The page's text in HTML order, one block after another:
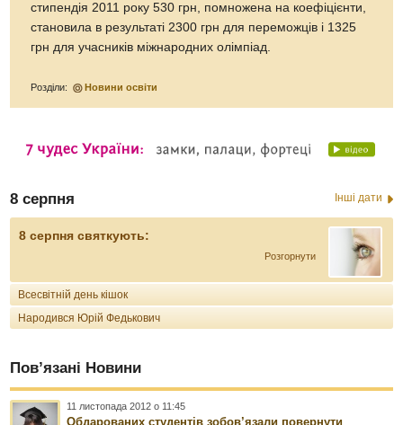
стипендія 2011 року 530 грн, помножена на коефіцієнти,
становила в результаті 2300 грн для переможців і 1325
грн для учасників міжнародних олімпіад.
Розділи: Новини освіти
8 серпня Інші дати
8 серпня святкують:
Розгорнути
Всесвітній день кішок
Народився Юрій Федькович
Пов’язані Новини
11 листопада 2012 о 11:45
Обдарованих студентів зобов’язали повернути